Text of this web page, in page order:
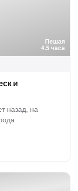
Пешая
4.5 часа
и
назад, на